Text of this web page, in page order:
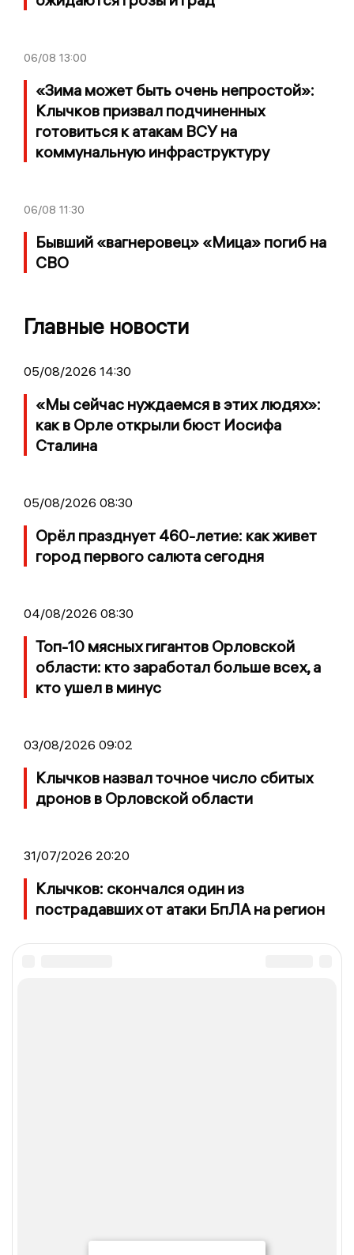
06/08 13:00
«Зима может быть очень непростой»:
Клычков призвал подчиненных
готовиться к атакам ВСУ на
коммунальную инфраструктуру
06/08 11:30
Бывший «вагнеровец» «Мица» погиб на
СВО
Главные новости
05/08/2026 14:30
«Мы сейчас нуждаемся в этих людях»:
как в Орле открыли бюст Иосифа
Сталина
05/08/2026 08:30
Орёл празднует 460-летие: как живет
город первого салюта сегодня
04/08/2026 08:30
Топ-10 мясных гигантов Орловской
области: кто заработал больше всех, а
кто ушел в минус
03/08/2026 09:02
Клычков назвал точное число сбитых
дронов в Орловской области
31/07/2026 20:20
Клычков: скончался один из
пострадавших от атаки БпЛА на регион